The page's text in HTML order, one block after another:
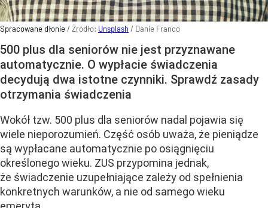
Spracowane dłonie/ Źródło: Unsplash / Danie Franco
500 plus dla seniorów nie jest przyznawane
automatycznie. O wypłacie świadczenia
decydują dwa istotne czynniki. Sprawdź zasady
otrzymania świadczenia
Wokół tzw. 500 plus dla seniorów nadal pojawia się
wiele nieporozumień. Część osób uważa, że pieniądze
są wypłacane automatycznie po osiągnięciu
określonego wieku. ZUS przypomina jednak,
że świadczenie uzupełniające zależy od spełnienia
konkretnych warunków, a nie od samego wieku